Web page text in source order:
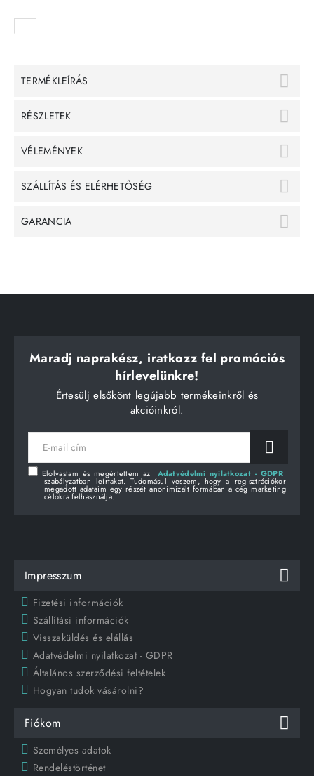
TERMÉKLEÍRÁS
RÉSZLETEK
VÉLEMÉNYEK
SZÁLLÍTÁS ÉS ELÉRHETŐSÉG
GARANCIA
Maradj naprakész, iratkozz fel promóciós
hírlevelünkre!
Értesülj elsőkönt legújabb termékeinkről és
akcióinkról.
E-
mail
Elolvastam és megértettem az Adatvédelmi nyilatkozat - GDPR
szabályzatban leírtakat. Tudomásul veszem, hogy a regisztrációkor
megadott adataim egy részét anonimizált formában a cég marketing
célokra felhasználja.
Impresszum
Fizetési információk
Szállítási információk
Visszaküldés és elállás
Adatvédelmi nyilatkozat - GDPR
Általános szerződési feltételek
Hogyan tudok vásárolni?
Fiókom
Személyes adatok
Rendeléstörténet